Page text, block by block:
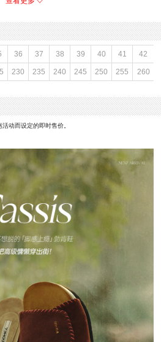
上市时间：2025年夏季
里料材质：羊皮革
色系：红色
流行元素：纯色
闭合方式：套脚
36 37 38 39 40 41 42
230 235 240 245 250 255 260
动而设定的即时售价。